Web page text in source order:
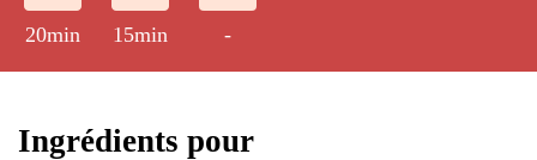
20min 15min -
Ingrédients pour